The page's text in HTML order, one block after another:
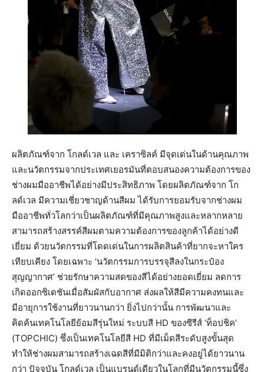
ผลิตภัณฑ์จาก โกลด์เวล และ เคราซิลค์ มีจุดเด่นในด้านคุณภาพ
และนวัตกรรมจากประเทศเยอรมันที่ตอบสนองความต้องการของ
ช่างผมมืออาชีพได้อย่างมีประสิทธิภาพ โดยผลิตภัณฑ์จาก โก
ลด์เวล มีความเชี่ยวชาญด้านสีผม ได้รับการยอมรับจากช่างผม
มืออาชีพทั่วโลกว่าเป็นผลิตภัณฑ์ที่มีคุณภาพสูงและหลากหลาย
สามารถสร้างสรรค์สีผมตามความต้องการของลูกค้าได้อย่างดี
เยี่ยม ด้วยนวัตกรรมที่โดดเด่นในการผลิตสินค้าที่ยากจะหาใคร
เทียบเคียง โดยเฉพาะ ‘นวัตกรรมการบรรจุสีลงในกระป๋อง
สุญญากาศ’ ช่วยรักษาความสดของสีได้อย่างยอดเยี่ยม ลดการ
เกิดออกซิเดชันเมื่อสัมผัสกับอากาศ ส่งผลให้สีมีความคงทนและ
มีอายุการใช้งานที่ยาวนานกว่า ยิ่งไปกว่านั้น การพัฒนาและ
คิดค้นเทคโนโลยีย้อมสีรุ่นใหม่ ระบบสี HD ของซีรีส์ ‘ท็อปชิค’
(TOPCHIC) ซึ่งเป็นเทคโนโลยีสี HD ที่มีเม็ดสีระดับสูงขั้นสุด
ทำให้ช่างผมสามารถสร้างเฉดสีที่มีมิติกว่าและคงอยู่ได้ยาวนาน
กว่า ปัจจุบัน โกลด์เวล เป็นแบรนด์เดียวในโลกที่มีนวัตกรรมนี้ซึ่ง